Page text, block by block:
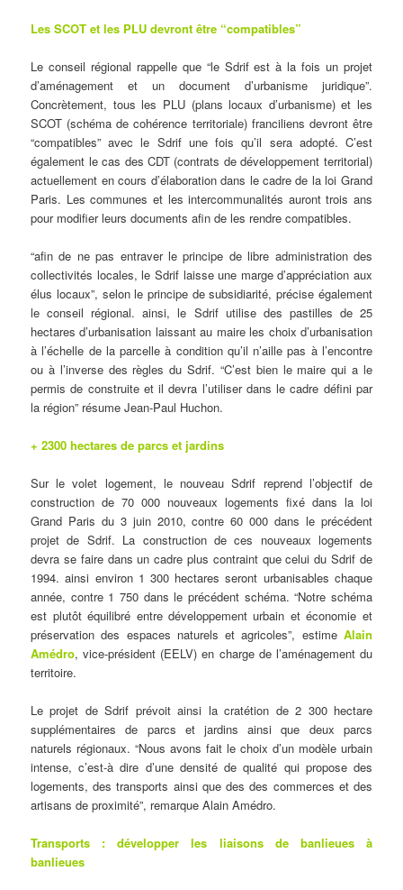
Les SCOT et les PLU devront être “compatibles”
Le conseil régional rappelle que “le Sdrif est à la fois un projet
d’aménagement et un document d’urbanisme juridique”.
Concrètement, tous les PLU (plans locaux d’urbanisme) et les
SCOT (schéma de cohérence territoriale) franciliens devront être
“compatibles” avec le Sdrif une fois qu’il sera adopté. C’est
également le cas des CDT (contrats de développement territorial)
actuellement en cours d’élaboration dans le cadre de la loi Grand
Paris. Les communes et les intercommunalités auront trois ans
pour modifier leurs documents afin de les rendre compatibles.
“afin de ne pas entraver le principe de libre administration des
collectivités locales, le Sdrif laisse une marge d’appréciation aux
élus locaux”, selon le principe de subsidiarité, précise également
le conseil régional. ainsi, le Sdrif utilise des pastilles de 25
hectares d’urbanisation laissant au maire les choix d’urbanisation
à l’échelle de la parcelle à condition qu’il n’aille pas à l’encontre
ou à l’inverse des règles du Sdrif. “C’est bien le maire qui a le
permis de construite et il devra l’utiliser dans le cadre défini par
la région” résume Jean-Paul Huchon.
+ 2300 hectares de parcs et jardins
Sur le volet logement, le nouveau Sdrif reprend l’objectif de
construction de 70 000 nouveaux logements fixé dans la loi
Grand Paris du 3 juin 2010, contre 60 000 dans le précédent
projet de Sdrif. La construction de ces nouveaux logements
devra se faire dans un cadre plus contraint que celui du Sdrif de
1994. ainsi environ 1 300 hectares seront urbanisables chaque
année, contre 1 750 dans le précédent schéma. “Notre schéma
est plutôt équilibré entre développement urbain et économie et
préservation des espaces naturels et agricoles”, estime Alain
Amédro, vice-président (EELV) en charge de l’aménagement du
territoire.
Le projet de Sdrif prévoit ainsi la cratétion de 2 300 hectare
supplémentaires de parcs et jardins ainsi que deux parcs
naturels régionaux. “Nous avons fait le choix d’un modèle urbain
intense, c’est-à dire d’une densité de qualité qui propose des
logements, des transports ainsi que des des commerces et des
artisans de proximité”, remarque Alain Amédro.
Transports : développer les liaisons de banlieues à
banlieues